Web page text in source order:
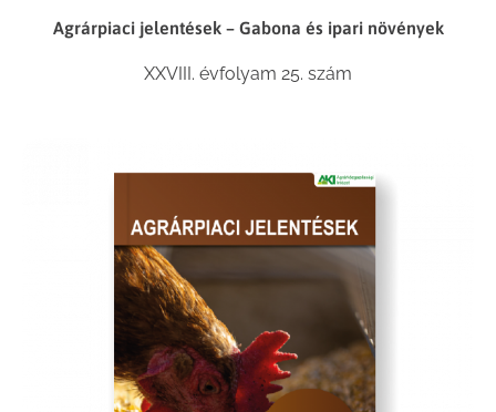
Agrárpiaci jelentések – Gabona és ipari növények
XXVIII. évfolyam 25. szám